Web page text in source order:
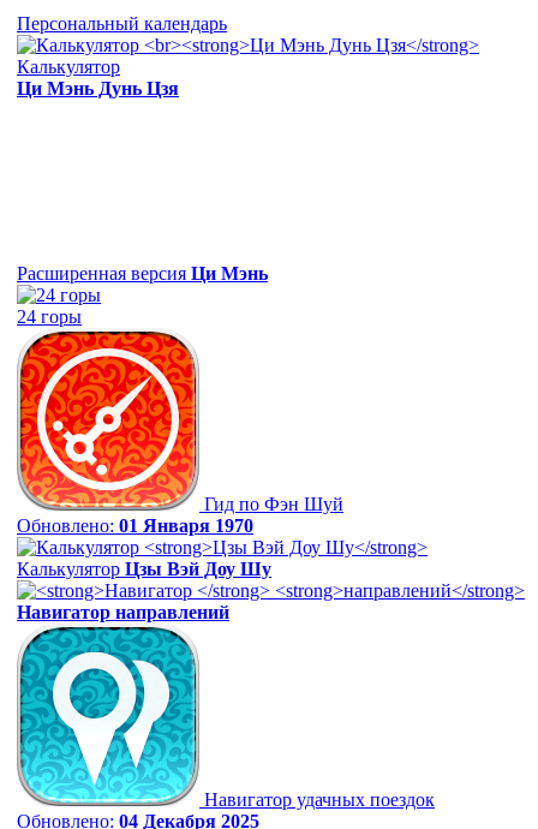
Персональный календарь
Калькулятор
Ци Мэнь Дунь Цзя
Расширенная версия Ци Мэнь
24 горы
Гид по Фэн Шуй
Обновлено: 01 Января 1970
Калькулятор Цзы Вэй Доу Шу
Навигатор направлений
Навигатор удачных поездок
Обновлено: 04 Декабря 2025